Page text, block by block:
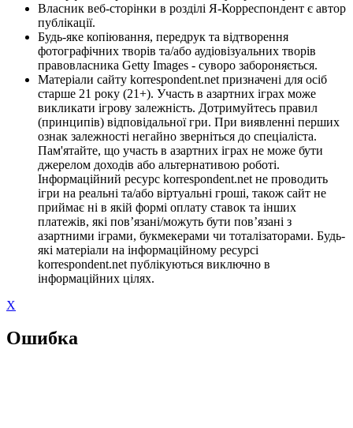
Власник веб-сторінки в розділі Я-Корреспондент є автор
публікації.
Будь-яке копіювання, передрук та відтворення
фотографічних творів та/або аудіовізуальних творів
правовласника Getty Images - суворо забороняється.
Матеріали сайту korrespondent.net призначені для осіб
старше 21 року (21+). Участь в азартних іграх може
викликати ігрову залежність. Дотримуйтесь правил
(принципів) відповідальної гри. При виявленні перших
ознак залежності негайно зверніться до спеціаліста.
Пам'ятайте, що участь в азартних іграх не може бути
джерелом доходів або альтернативою роботі.
Інформаційний ресурс korrespondent.net не проводить
ігри на реальні та/або віртуальні гроші, також сайт не
приймає ні в якій формі оплату ставок та інших
платежів, які пов’язані/можуть бути пов’язані з
азартними іграми, букмекерами чи тоталізаторами. Будь-
які матеріали на інформаційному ресурсі
korrespondent.net публікуються виключно в
інформаційних цілях.
X
Ошибка